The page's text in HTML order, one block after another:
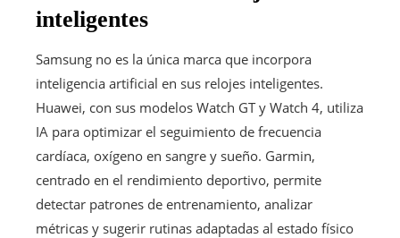
inteligentes
Samsung no es la única marca que incorpora
inteligencia artificial en sus relojes inteligentes.
Huawei, con sus modelos Watch GT y Watch 4, utiliza
IA para optimizar el seguimiento de frecuencia
cardíaca, oxígeno en sangre y sueño. Garmin,
centrado en el rendimiento deportivo, permite
detectar patrones de entrenamiento, analizar
métricas y sugerir rutinas adaptadas al estado físico